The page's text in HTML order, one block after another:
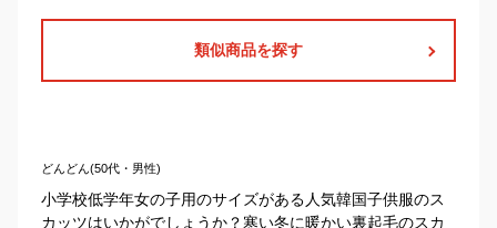
類似商品を探す
どんどん(50代・男性)
小学校低学年女の子用のサイズがある人気韓国子供服のス
カッツはいかがでしょうか？寒い冬に暖かい裏起毛のスカ